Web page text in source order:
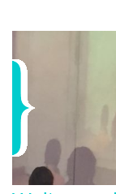
oder Präsentation.
WO?